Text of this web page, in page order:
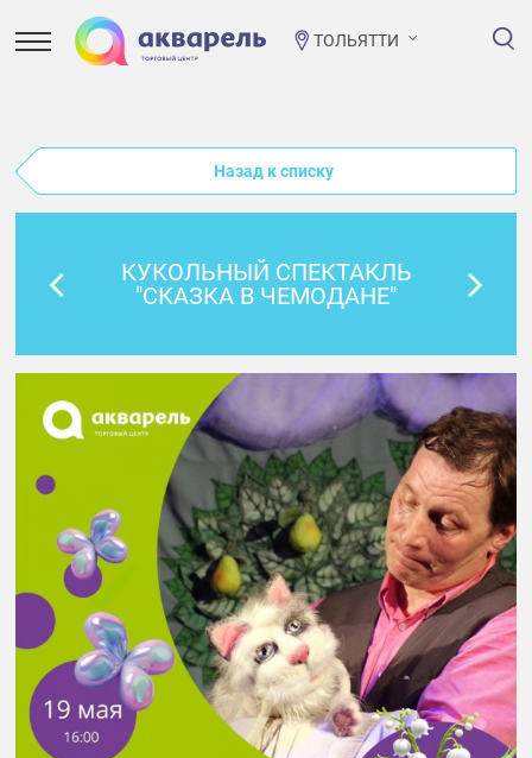
ТОЛЬЯТТИ
Назад к списку
КУКОЛЬНЫЙ СПЕКТАКЛЬ
"СКАЗКА В ЧЕМОДАНЕ"